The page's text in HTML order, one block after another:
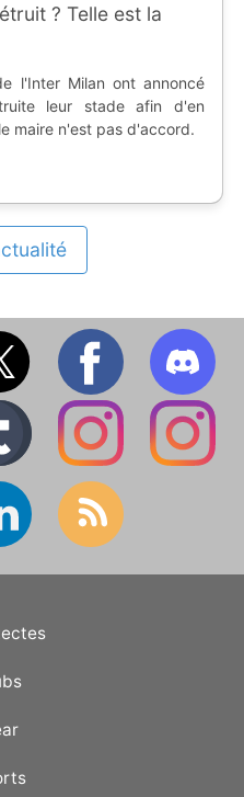
? Telle est la
l'Inter Milan ont annoncé
leur stade afin d'en
maire n'est pas d'accord.